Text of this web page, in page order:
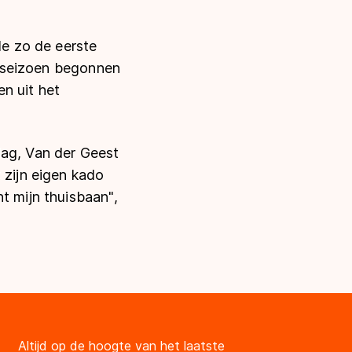
zo de eerste
begonnen
uit het
Van der Geest
eigen kado
mijn thuisbaan",
Altijd op de hoogte van het laatste